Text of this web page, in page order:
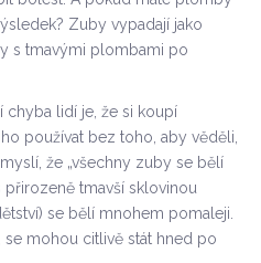
Zuby vypadají jako
s tmavými plombami po
chyba lidí je, že si koupí
používat bez toho, aby věděli,
že „všechny zuby se bělí
přirozeně tmavší sklovinou
se bělí mnohem pomaleji.
mohou citlivě stát hned po